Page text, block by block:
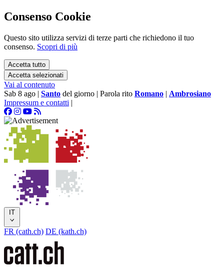
Consenso Cookie
Questo sito utilizza servizi di terze parti che richiedono il tuo
consenso. Scopri di più
Accetta tutto
Accetta selezionati
Vai al contenuto
Sab 8 ago | Santo del giorno | Parola rito Romano | Ambrosiano
Impressum e contatti |
IT
FR (cath.ch) DE (kath.ch)